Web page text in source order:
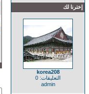
إخترنا لك
korea208
التعليقات: 0
admin